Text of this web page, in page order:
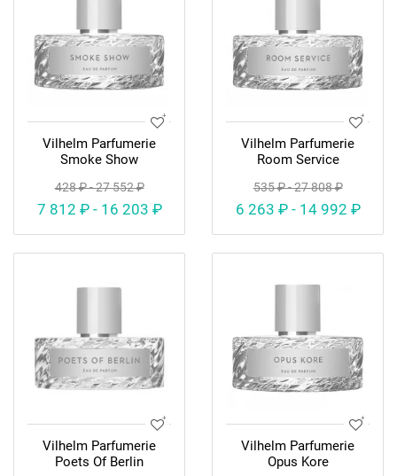
Vilhelm Parfumerie
Smoke Show
428 ₽ - 27 552 ₽
7 812 ₽ - 16 203 ₽
Vilhelm Parfumerie
Room Service
535 ₽ - 27 808 ₽
6 263 ₽ - 14 992 ₽
Vilhelm Parfumerie
Poets Of Berlin
Vilhelm Parfumerie
Opus Kore